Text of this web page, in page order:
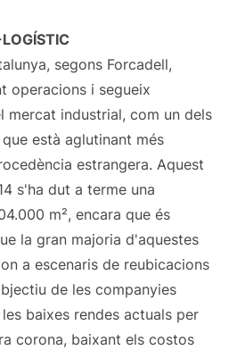
segons Forcadell,
operacions i segueix
mercat industrial, com un dels
està aglutinant més
estrangera. Aquest
s'ha dut a terme una
m², encara que és
la gran majoria d'aquestes
a escenaris de reubicacions
de les companyies
baixes rendes actuals per
corona, baixant els costos